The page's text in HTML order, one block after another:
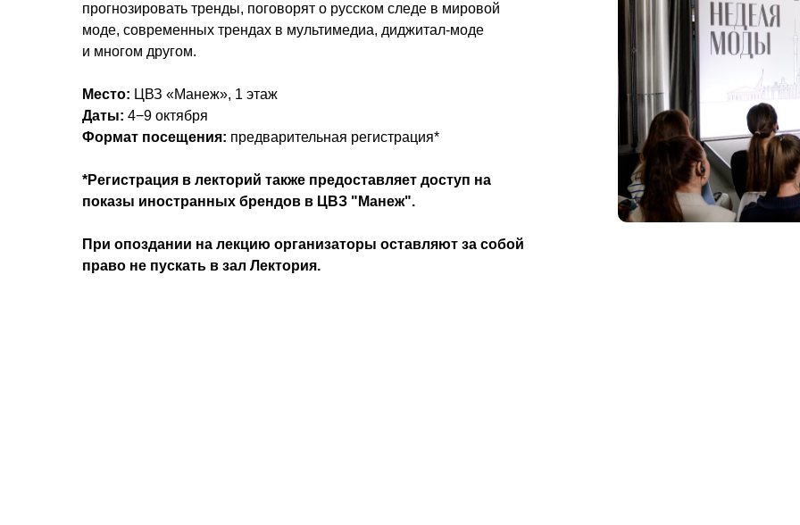
прогнозировать тренды, поговорят о русском следе в мировой
моде, современных трендах в мультимедиа, диджитал-моде
и многом другом.
Место: ЦВЗ «Манеж», 1 этаж
Даты: 4−9 октября
Формат посещения: предварительная регистрация*
*Регистрация в лекторий также предоставляет доступ на
показы иностранных брендов в ЦВЗ "Манеж".
При опоздании на лекцию организаторы оставляют за собой
право не пускать в зал Лектория.